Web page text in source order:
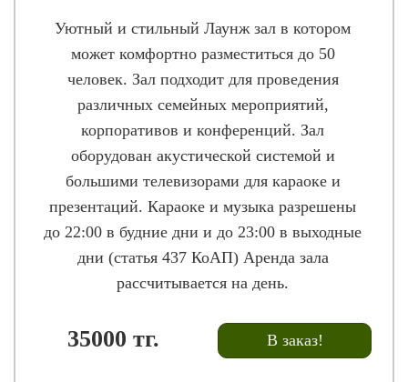
Уютный и стильный Лаунж зал в котором
может комфортно разместиться до 50
человек. Зал подходит для проведения
различных семейных мероприятий,
корпоративов и конференций. Зал
оборудован акустической системой и
большими телевизорами для караоке и
презентаций. Караоке и музыка разрешены
до 22:00 в будние дни и до 23:00 в выходные
дни (статья 437 КоАП) Аренда зала
рассчитывается на день.
35000 тг. В заказ!